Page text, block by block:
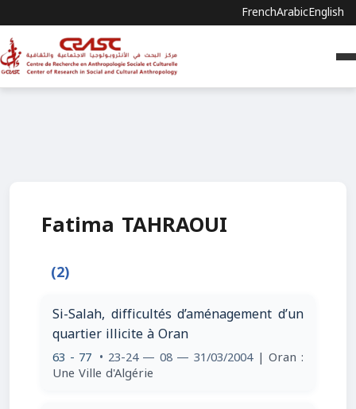
FrenchArabicEnglish
Fatima TAHRAOUI
(2)
Si-Salah, difficultés d’aménagement d’un
quartier illicite à Oran
63 - 77 • 23-24 — 08 — 31/03/2004 | Oran :
Une Ville d'Algérie